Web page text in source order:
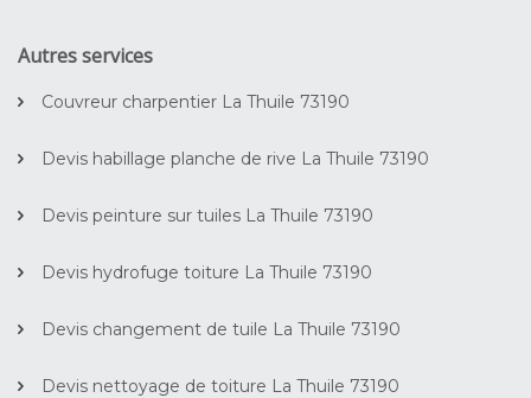
Autres services
Couvreur charpentier La Thuile 73190
Devis habillage planche de rive La Thuile 73190
Devis peinture sur tuiles La Thuile 73190
Devis hydrofuge toiture La Thuile 73190
Devis changement de tuile La Thuile 73190
Devis nettoyage de toiture La Thuile 73190